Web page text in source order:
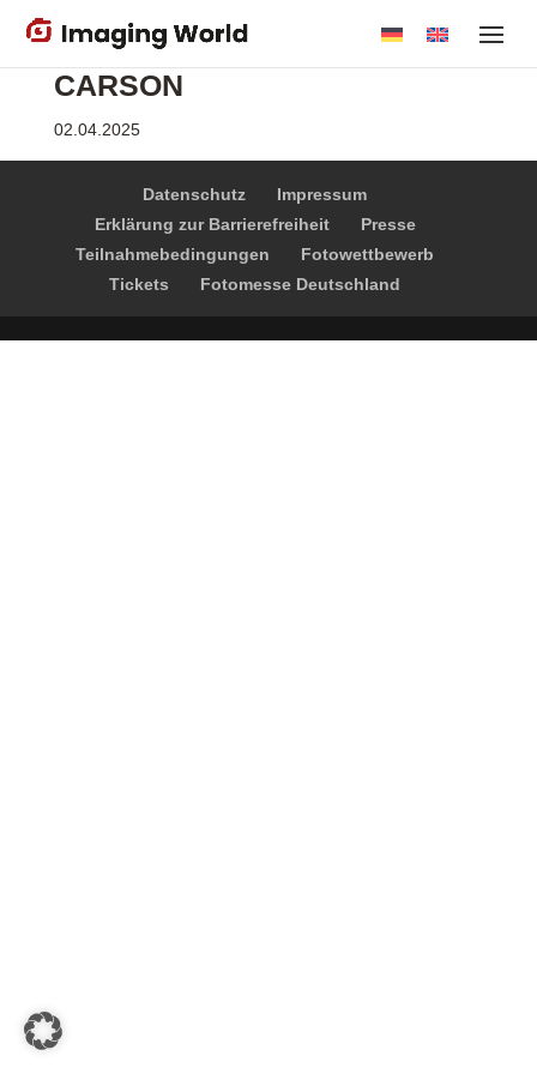
Skip
CARSON
02.04.2025
Datenschutz
Impressum
Erklärung zur Barrierefreiheit
Presse
Teilnahmebedingungen
Fotowettbewerb
Tickets
Fotomesse Deutschland